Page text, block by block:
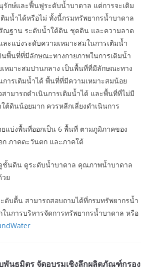
กษ์และฟื้นฟูระดับน้ำบาดาล แต่การจะเติม
น้ำได้หรือไม่ ทั้งนี้กรมทรัพยากรน้ำบาดาล
ณฐาน ระดับน้ำใต้ดิน ชุดดิน และความลาด
ะแบ่งระดับความเหมาะสมในการเติมน้ำ
พื้นที่ที่มีลักษณะทางกายภาพในการเติมน้ำ
หมาะสมปานกลาง เป็นพื้นที่ที่มีลักษณะทาง
ารเติมน้ำได้ พื้นที่ที่มีความเหมาะสมน้อย
ามารถดำเนินการเติมน้ำได้ และพื้นที่ที่ไม่มี
ดินน้อยมาก ควรหลีกเลี่ยงดำเนินการ
แบ่งพื้นที่ออกเป็น 6 พื้นที่ ตามภูมิภาคของ
ก ภาคตะวันตก และภาคใต้
ดูชั้นดิน ดูระดับน้ำบาดาล คุณภาพน้ำบาดาล
ย
ดับตื้น สามารถสอบถามได้ที่กรมทรัพยากรน้ำ
นการบริหารจัดการทรัพยากรน้ำบาดาล หรือ
บพันธมิตร จัดอบรมเชิงลึกผลิตภัณฑ์กรอง